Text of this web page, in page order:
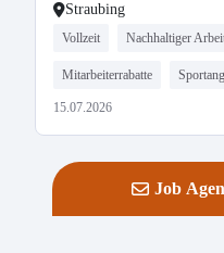
Straubing
Vollzeit Nachhaltiger
Mitarbeiterrabatte
15.07.2026
Job